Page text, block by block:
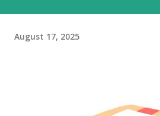
August 17, 2025